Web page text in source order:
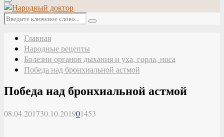
Основное
меню
Искать:
Поиск
Главная
Народные рецепты
Болезни органов дыхания и уха, горла, носа
Победа над бронхиальной астмой
Победа над бронхиальной астмой
08.04.201730.10.201901453